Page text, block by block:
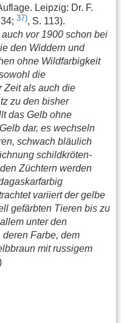
Leipzig: Dr. F.
37), S. 113).
vor 1900 schon bei
den Widdern und
ohne Wildfarbigkeit
die
Zeit als auch die
zu den bisher
das Gelb ohne
dar, es wechseln
schwach bläulich
schildkröten-
Züchtern werden
variiert der gelbe
gefärbten Tieren bis zu
unter den
Farbe, dem
mit russigem